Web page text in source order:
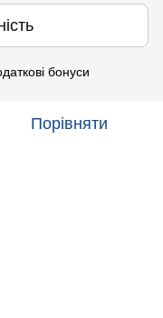
бонуси
Порівняти